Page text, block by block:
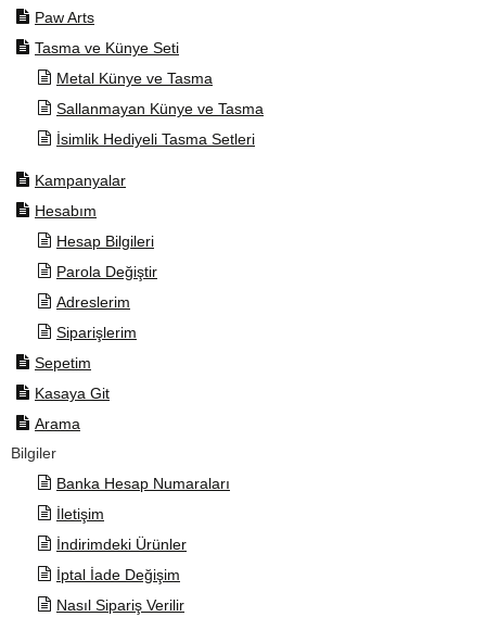
Paw Arts
Tasma ve Künye Seti
Metal Künye ve Tasma
Sallanmayan Künye ve Tasma
İsimlik Hediyeli Tasma Setleri
Kampanyalar
Hesabım
Hesap Bilgileri
Parola Değiştir
Adreslerim
Siparişlerim
Sepetim
Kasaya Git
Arama
Bilgiler
Banka Hesap Numaraları
İletişim
İndirimdeki Ürünler
İptal İade Değişim
Nasıl Sipariş Verilir